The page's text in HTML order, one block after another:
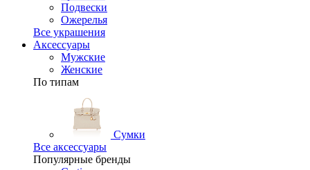
Подвески
Ожерелья
Все украшения
Аксессуары
Мужские
Женские
По типам
Сумки
Все аксессуары
Популярные бренды